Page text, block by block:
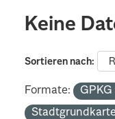
Keine
Sortieren nach
Formate: GPKG